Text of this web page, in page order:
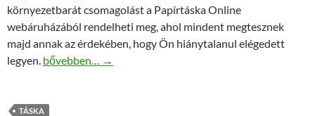
környezetbarát csomagolást a Papírtáska Online
webáruházából rendelheti meg, ahol mindent megtesznek
majd annak az érdekében, hogy Ön hiánytalanul elégedett
legyen. A szalagfüles papírtáska a jövő választása
bővebben… →
TÁSKA